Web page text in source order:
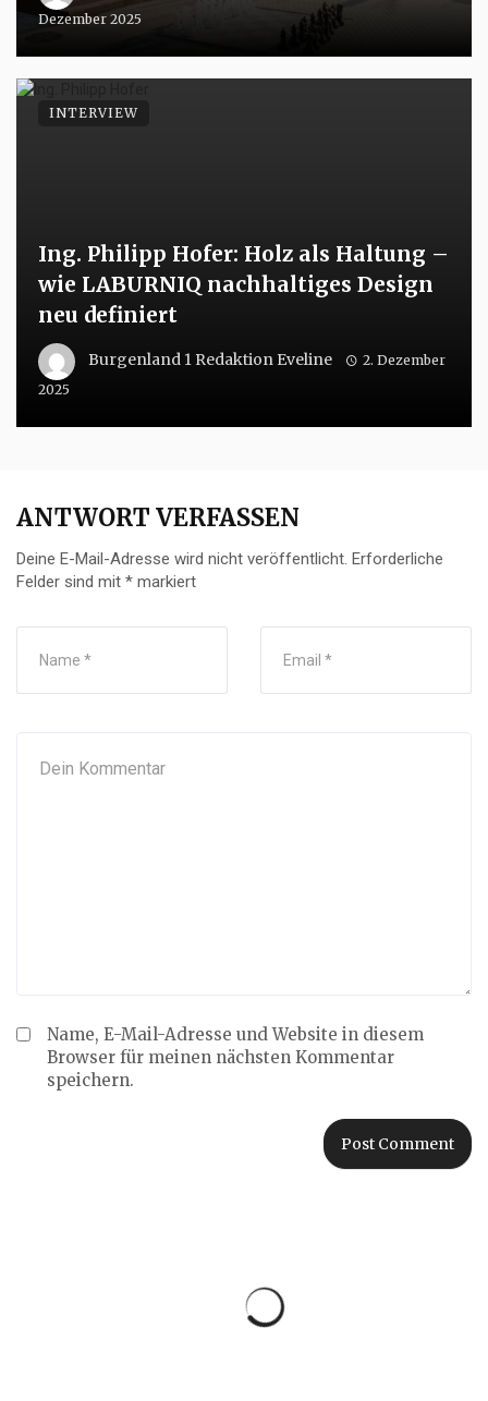
Dezember 2025
Ing. Philipp Hofer: Holz als Haltung –
wie LABURNIQ nachhaltiges Design
neu definiert
Burgenland 1 Redaktion Eveline
2. Dezember
2025
INTERVIEW
ANTWORT VERFASSEN
Deine E-Mail-Adresse wird nicht veröffentlicht. Erforderliche
Felder sind mit * markiert
Name, E-Mail-Adresse und Website in diesem
Browser für meinen nächsten Kommentar
speichern.